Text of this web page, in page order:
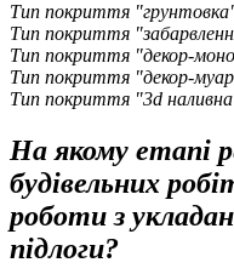
Тип покриття
Тип покриття
Тип покриття "декор-
Тип покриття "декор-
Тип покриття "3d наливна
На якому етапі
будівельних
роботи з
підлоги?